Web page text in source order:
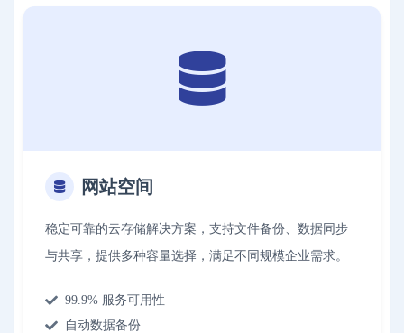
网站空间
稳定可靠的云存储解决方案，支持文件备份、数据同步
与共享，提供多种容量选择，满足不同规模企业需求。
99.9% 服务可用性
自动数据备份